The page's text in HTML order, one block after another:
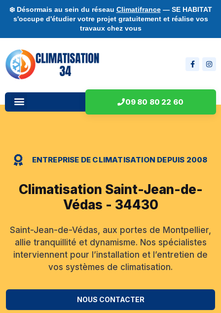
❄️ Désormais au sein du réseau Climatifrance— SE HABITAT
s'occupe d'étudier votre projet gratuitement et réalise vos
travaux chez vous
09 80 80 22 60
ENTREPRISE DE CLIMATISATION DEPUIS 2008
Climatisation Saint-Jean-de-
Védas - 34430
Saint-Jean-de-Védas, aux portes de Montpellier,
allie tranquillité et dynamisme. Nos spécialistes
interviennent pour l’installation et l’entretien de
vos systèmes de climatisation.
NOUS CONTACTER